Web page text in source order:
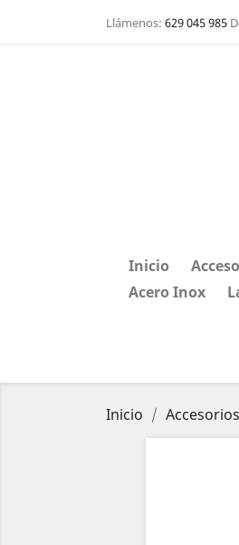
Llámenos: 629 045 985
Inicio
Acero Inox
Inicio